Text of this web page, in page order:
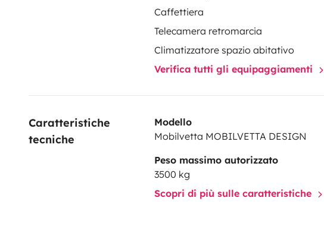
Caffettiera
Telecamera retromarcia
Climatizzatore spazio abitativo
Verifica tutti gli equipaggiamenti
Caratteristiche
tecniche
Modello
Mobilvetta MOBILVETTA DESIGN
Peso massimo autorizzato
3500 kg
Scopri di più sulle caratteristiche